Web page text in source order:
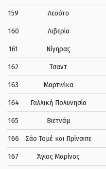
159 Λεσότο
160 Λιβερία
161 Νίγηρας
162 Τσαντ
163 Μαρτινίκα
164 Γαλλική Πολυνησία
165 Βιετνάμ
166 Σάο Τομέ και Πρίνσιπε
167 Άγιος Μαρίνος